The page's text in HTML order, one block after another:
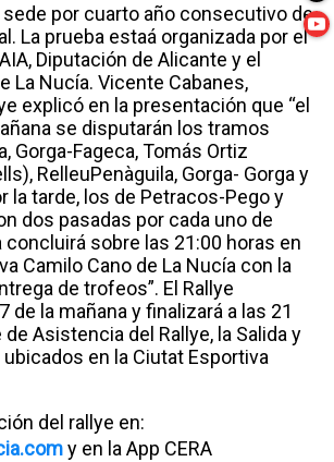
sede por cuarto año consecutivo de
La prueba estaá organizada por el
Diputación de Alicante y el
La Nucía. Vicente Cabanes,
explicó en la presentación que “el
se disputarán los tramos
Gorga-Fageca, Tomás Ortiz
RelleuPenàguila, Gorga- Gorga y
la tarde, los de Petracos-Pego y
dos pasadas por cada uno de
concluirá sobre las 21:00 horas en
Camilo Cano de La Nucía con la
de trofeos”. El Rallye
de la mañana y finalizará a las 21
de Asistencia del Rallye, la Salida y
en la Ciutat Esportiva
del rallye en:
y en la App CERA